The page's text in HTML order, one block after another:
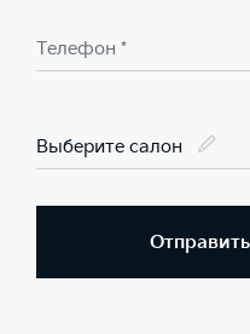
Телефон *
Выберите салон